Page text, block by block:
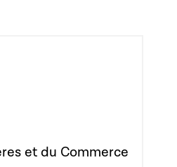
et du Commerce